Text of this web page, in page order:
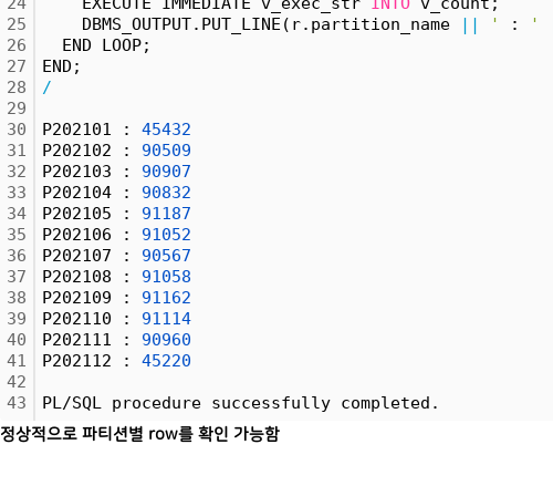
25
26
27
28
29
30
31
32
33
34
35
36
37
38
39
40
41
42
43
DBMS_OUTPUT.PUT_LINE(r.partition_name
|| ' : '
END LOOP;
END;
/
P202101 : 45432
P202102 : 90509
P202103 : 90907
P202104 : 90832
P202105 : 91187
P202106 : 91052
P202107 : 90567
P202108 : 91058
P202109 : 91162
P202110 : 91114
P202111 : 90960
P202112 : 45220
PL/SQL procedure successfully completed.
정상적으로 파티션별 row를 확인 가능함